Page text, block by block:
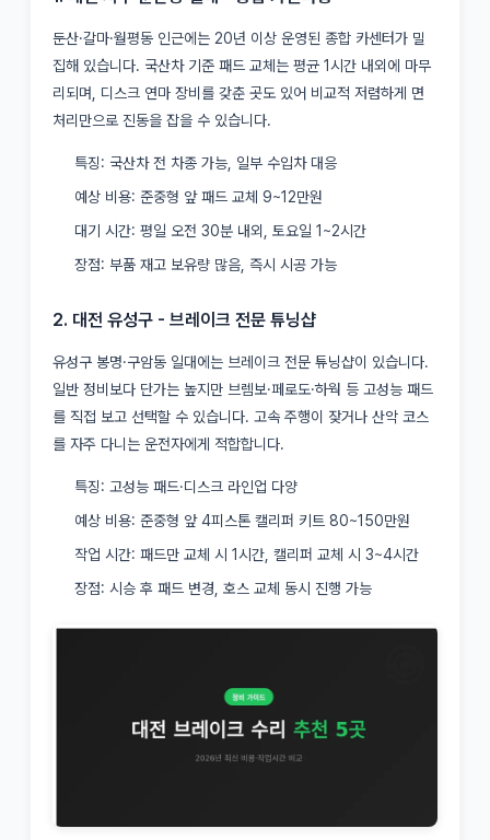
둔산·갈마·월평동 인근에는 20년 이상 운영된 종합 카센터가 밀
집해 있습니다. 국산차 기준 패드 교체는 평균 1시간 내외에 마무
리되며, 디스크 연마 장비를 갖춘 곳도 있어 비교적 저렴하게 면
처리만으로 진동을 잡을 수 있습니다.
특징: 국산차 전 차종 가능, 일부 수입차 대응
예상 비용: 준중형 앞 패드 교체 9~12만원
대기 시간: 평일 오전 30분 내외, 토요일 1~2시간
장점: 부품 재고 보유량 많음, 즉시 시공 가능
2. 대전 유성구 - 브레이크 전문 튜닝샵
유성구 봉명·구암동 일대에는 브레이크 전문 튜닝샵이 있습니다.
일반 정비보다 단가는 높지만 브렘보·페로도·하웍 등 고성능 패드
를 직접 보고 선택할 수 있습니다. 고속 주행이 잦거나 산악 코스
를 자주 다니는 운전자에게 적합합니다.
특징: 고성능 패드·디스크 라인업 다양
예상 비용: 준중형 앞 4피스톤 캘리퍼 키트 80~150만원
작업 시간: 패드만 교체 시 1시간, 캘리퍼 교체 시 3~4시간
장점: 시승 후 패드 변경, 호스 교체 동시 진행 가능